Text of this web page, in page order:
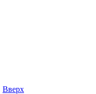
Вверх